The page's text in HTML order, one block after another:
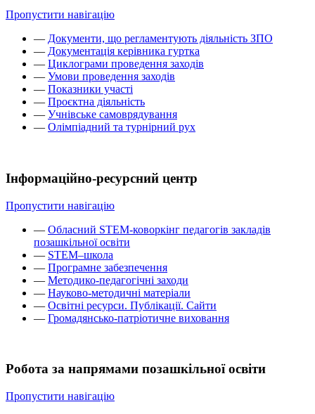
Пропустити навігацію
— Документи, що регламентують діяльність ЗПО
— Документація керівника гуртка
— Циклограми проведення заходів
— Умови проведення заходів
— Показники участі
— Проєктна діяльність
— Учнівське самоврядування
— Олімпіадний та турнірний рух
Інформаційно-ресурсний центр
Пропустити навігацію
— Обласний STEM-коворкінг педагогів закладів
позашкільної освіти
— STEM–школа
— Програмне забезпечення
— Методико-педагогічні заходи
— Науково-методичні матеріали
— Освітні ресурси. Публікації. Сайти
— Громадянсько-патріотичне виховання
Робота за напрямами позашкільної освіти
Пропустити навігацію